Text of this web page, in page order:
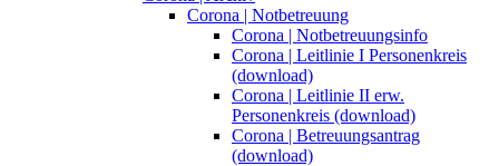
Corona | Notbetreuung
Corona | Notbetreuungsinfo
Corona | Leitlinie I Personenkreis
(download)
Corona | Leitlinie II erw.
Personenkreis (download)
Corona | Betreuungsantrag
(download)